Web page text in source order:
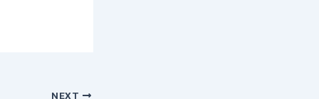
NEXT